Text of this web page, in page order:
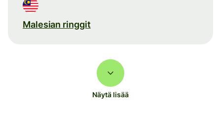
Malesian ringgit
Näytä lisää